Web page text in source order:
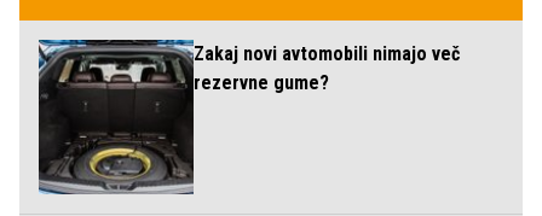
Zakaj novi avtomobili nimajo več
rezervne gume?